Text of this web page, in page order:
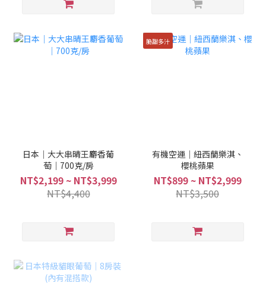
日本｜大大串晴王麝香葡
萄｜700克/房
NT$2,199 ~ NT$3,999
NT$4,400
脆甜多汁
有機空運｜紐西蘭樂淇、
櫻桃蘋果
NT$899 ~ NT$2,999
NT$3,500